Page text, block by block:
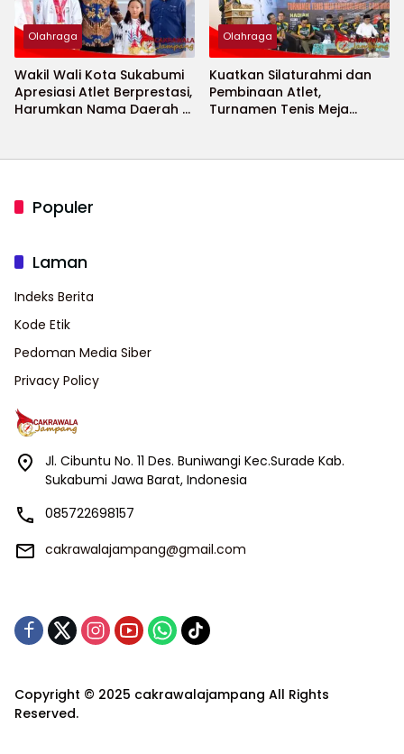
Olahraga
Wakil Wali Kota Sukabumi
Apresiasi Atlet Berprestasi,
Harumkan Nama Daerah di
Olahraga
Kuatkan Silaturahmi dan
Pembinaan Atlet,
Turnamen Tenis Meja
Populer
Laman
Indeks Berita
Kode Etik
Pedoman Media Siber
Privacy Policy
Jl. Cibuntu No. 11 Des. Buniwangi Kec.Surade Kab.
Sukabumi Jawa Barat, Indonesia
085722698157
cakrawalajampang@gmail.com
Copyright © 2025 cakrawalajampang All Rights
Reserved.